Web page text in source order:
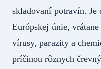
skladovaní potravín. Je
Európskej únie,
vírusy, parazity a
príčinou rôznych